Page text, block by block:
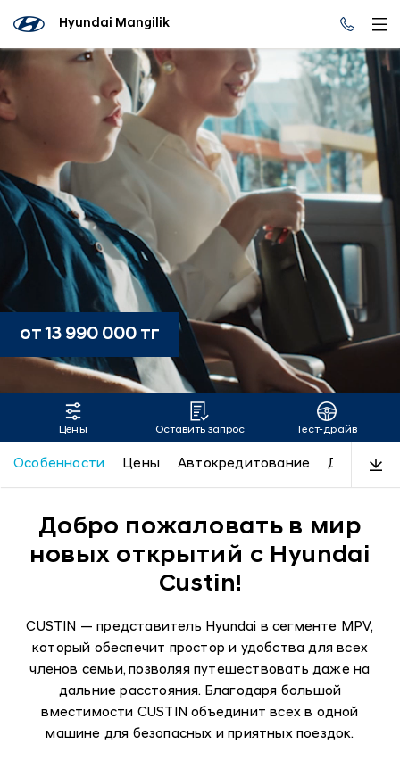
Hyundai Mangilik
CUSTIN
от 13 990 000 тг
Цены Оставить запрос Тест-драйв
Особенности Цены Автокредитование Дизайн
Добро пожаловать в мир
новых открытий с Hyundai
Custin!
CUSTIN — представитель Hyundai в сегменте MPV,
который обеспечит простор и удобства для всех
членов семьи, позволяя путешествовать даже на
дальние расстояния. Благодаря большой
вместимости CUSTIN объединит всех в одной
машине для безопасных и приятных поездок.